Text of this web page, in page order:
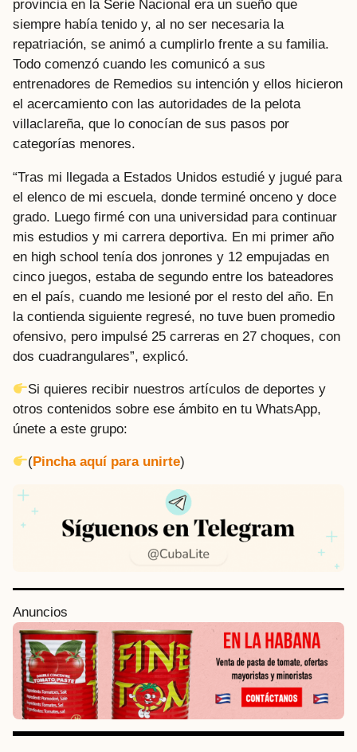
provincia en la Serie Nacional era un sueño que
siempre había tenido y, al no ser necesaria la
repatriación, se animó a cumplirlo frente a su familia.
Todo comenzó cuando les comunicó a sus
entrenadores de Remedios su intención y ellos hicieron
el acercamiento con las autoridades de la pelota
villaclareña, que lo conocían de sus pasos por
categorías menores.
“Tras mi llegada a Estados Unidos estudié y jugué para
el elenco de mi escuela, donde terminé onceno y doce
grado. Luego firmé con una universidad para continuar
mis estudios y mi carrera deportiva. En mi primer año
en high school tenía dos jonrones y 12 empujadas en
cinco juegos, estaba de segundo entre los bateadores
en el país, cuando me lesioné por el resto del año. En
la contienda siguiente regresé, no tuve buen promedio
ofensivo, pero impulsé 25 carreras en 27 choques, con
dos cuadrangulares”, explicó.
Si quieres recibir nuestros artículos de deportes y
otros contenidos sobre ese ámbito en tu WhatsApp,
únete a este grupo:
(Pincha aquí para unirte)
Anuncios
P
o
s
P
a
g